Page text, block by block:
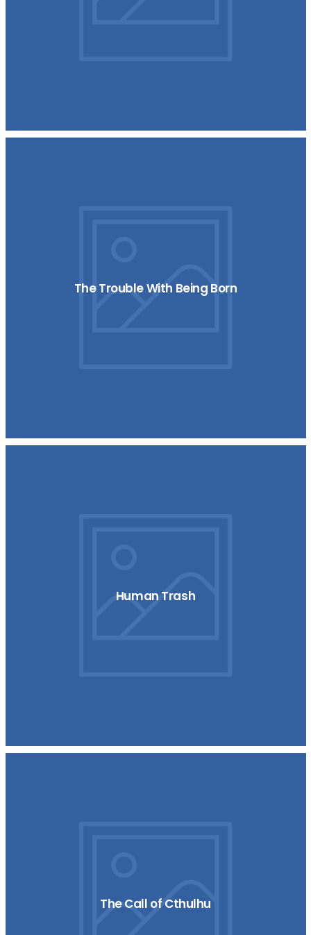
The Trouble With Being Born
Human Trash
The Call of Cthulhu